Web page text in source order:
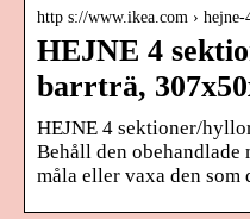
http s://www.ikea.com ›
HEJNE 4
barrträ,
HEJNE 4 sektioner/
Behåll den obehandlade
måla eller vaxa den som